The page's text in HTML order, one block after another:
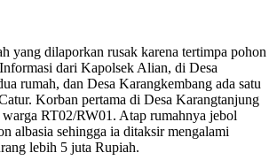
yang dilaporkan rusak karena tertimpa pohon
dari Kapolsek Alian, di Desa
rumah, dan Desa Karangkembang ada satu
Korban pertama di Desa Karangtanjung
RT02/RW01. Atap rumahnya jebol
albasia sehingga ia ditaksir mengalami
lebih 5 juta Rupiah.